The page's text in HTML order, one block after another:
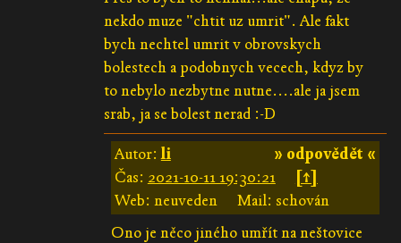
nekdo muze "chtit uz umrit". Ale fakt
bych nechtel umrit v obrovskych
bolestech a podobnych vecech, kdyz by
to nebylo nezbytne nutne....ale ja jsem
srab, ja se bolest nerad :-D
» odpovědět «
Autor:li
Čas: 2021-10-11 19:30:21
[↑]
Web: neuveden
Mail: schován
Ono je něco jiného umřít na neštovice